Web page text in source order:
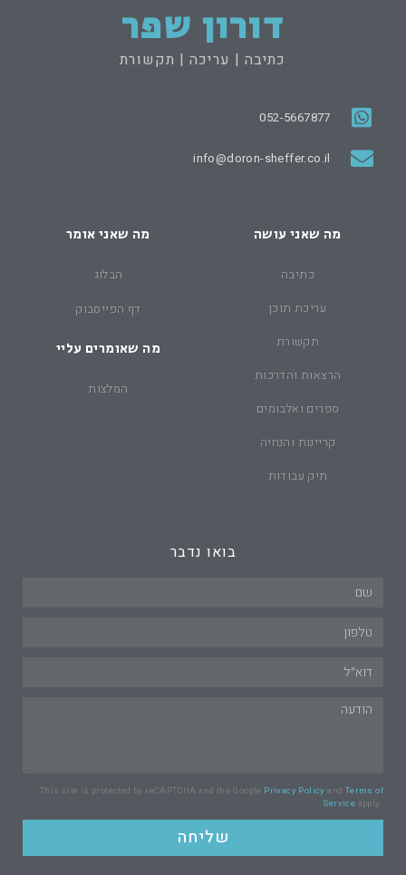
דורון שפר
כתיבה | עריכה | תקשורת
052-5667877
info@doron-sheffer.co.il
מה שאני עושה
כתיבה
עריכת תוכן
תקשורת
הרצאות והדרכות
ספרים ואלבומים
קריינות והנחיה
תיק עבודות
מה שאני אומר
הבלוג
דף הפייסבוק
מה שאומרים עליי
המלצות
בואו נדבר
This site is protected by reCAPTCHA and the Google Privacy Policy and Terms of
Service apply.
שליחה